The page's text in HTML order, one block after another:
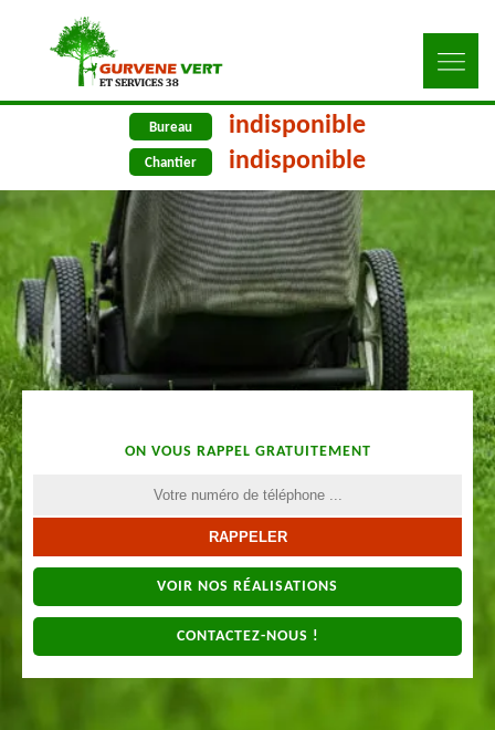
Bureau indisponible
Chantier indisponible
ON VOUS RAPPEL GRATUITEMENT
VOIR NOS RÉALISATIONS
CONTACTEZ-NOUS !